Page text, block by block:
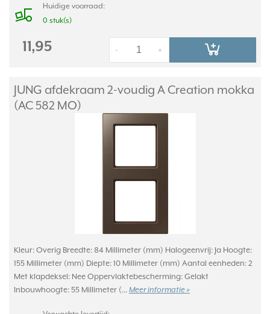
Huidige voorraad:
0 stuk(s)
11,95 +
-
JUNG afdekraam 2-voudig A Creation mokka
(AC 582 MO)
Kleur: Overig Breedte: 84 Millimeter (mm) Halogeenvrij: Ja Hoogte:
155 Millimeter (mm) Diepte: 10 Millimeter (mm) Aantal eenheden: 2
Met klapdeksel: Nee Oppervlaktebescherming: Gelakt
Inbouwhoogte: 55 Millimeter (... Meer informatie »